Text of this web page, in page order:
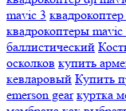
mavic 3
квадрокоптеры mavic
баллистический
осколков купить
кевларовый Купить
emerson gear куртка